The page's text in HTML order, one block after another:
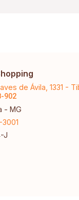
de Ávila, 1331 -
902
- MG
J